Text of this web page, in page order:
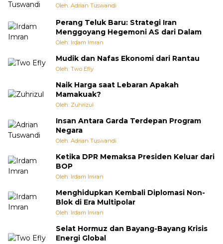
Oleh: Adrian Tuswandi
Perang Teluk Baru: Strategi Iran
Menggoyang Hegemoni AS dari Dalam
Oleh: Irdam Imran
Mudik dan Nafas Ekonomi dari Rantau
Oleh: Two Efly
Naik Harga saat Lebaran Apakah
Mamakuak?
Oleh: Zuhrizul
Insan Antara Garda Terdepan Program
Negara
Oleh: Adrian Tuswandi
Ketika DPR Memaksa Presiden Keluar dari
BOP
Oleh: Irdam Imran
Menghidupkan Kembali Diplomasi Non-
Blok di Era Multipolar
Oleh: Irdam Imran
Selat Hormuz dan Bayang-Bayang Krisis
Energi Global